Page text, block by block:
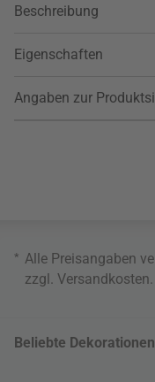
Beschreibung
Eigenschaften
Angaben zur
* Alle Preisangaben
zzgl. Versandkosten
Beliebte Dekorationen